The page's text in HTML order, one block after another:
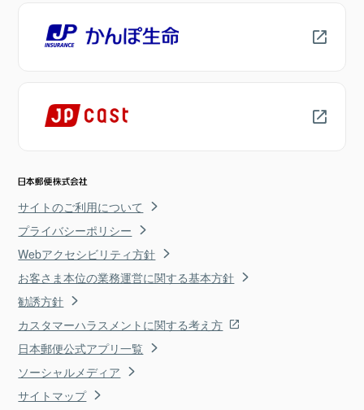
サイトのご利用について
プライバシーポリシー
Webアクセシビリティ方針
お客さま本位の業務運営に関する基本方針
勧誘方針
カスタマーハラスメントに関する考え方
日本郵便公式アプリ一覧
ソーシャルメディア
サイトマップ